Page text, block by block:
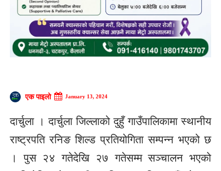
एक पाइलो January 13, 2024
दार्चुला । दार्चुला जिल्लाको दुहुँ गाउँपालिकामा स्थानीय
राष्ट्रपति रनिङ शिल्ड प्रतियोगिता सम्पन्न भएको छ
। पुस २४ गतेदेखि २७ गतेसम्म सञ्चालन भएको